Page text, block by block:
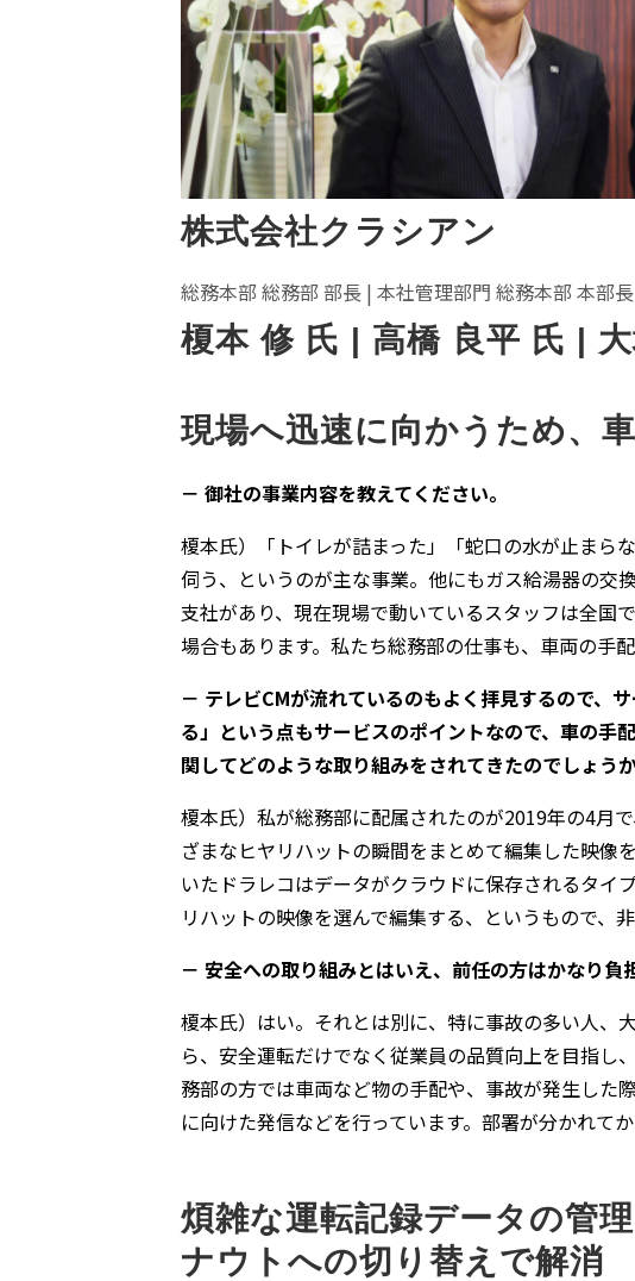
株式会社クラシアン
総務本部 総務部 部長 | 本社管理部門 総務本部 本部
榎本 修 氏 | 高橋 良平 氏 |
現場へ迅速に向かうため、
－ 御社の事業内容を教えてください。
榎本氏）「トイレが詰まった」「蛇口の水が止まら
伺う、というのが主な事業。他にもガス給湯器の交
支社があり、現在現場で動いているスタッフは全国
場合もあります。私たち総務部の仕事も、車両の手
－ テレビCMが流れているのもよく拝見するので、
る」という点もサービスのポイントなので、車の手
関してどのような取り組みをされてきたのでしょう
榎本氏）私が総務部に配属されたのが2019年の4月
ざまなヒヤリハットの瞬間をまとめて編集した映像
いたドラレコはデータがクラウドに保存されるタイ
リハットの映像を選んで編集する、というもので、
－ 安全への取り組みとはいえ、前任の方はかなり負
榎本氏）はい。それとは別に、特に事故の多い人、
ら、安全運転だけでなく従業員の品質向上を目指し
務部の方では車両など物の手配や、事故が発生した
に向けた発信などを行っています。部署が分かれて
煩雑な運転記録データの管理
ナウトへの切り替えで解消